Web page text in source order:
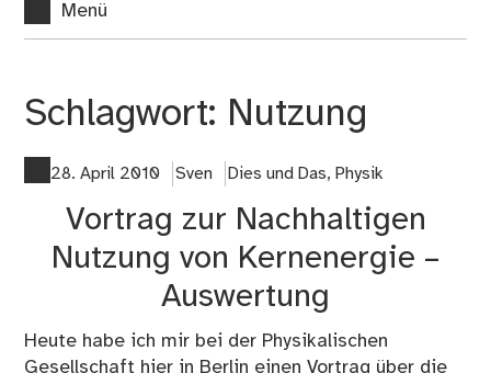
Menü
Schlagwort: Nutzung
28. April 2010 Sven Dies und Das, Physik
Vortrag zur Nachhaltigen
Nutzung von Kernenergie –
Auswertung
Heute habe ich mir bei der Physikalischen
Gesellschaft hier in Berlin einen Vortrag über die